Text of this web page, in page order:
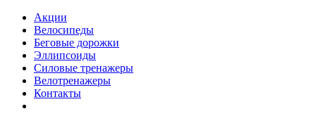
Акции
Велосипеды
Беговые дорожки
Эллипсоиды
Силовые тренажеры
Велотренажеры
Контакты